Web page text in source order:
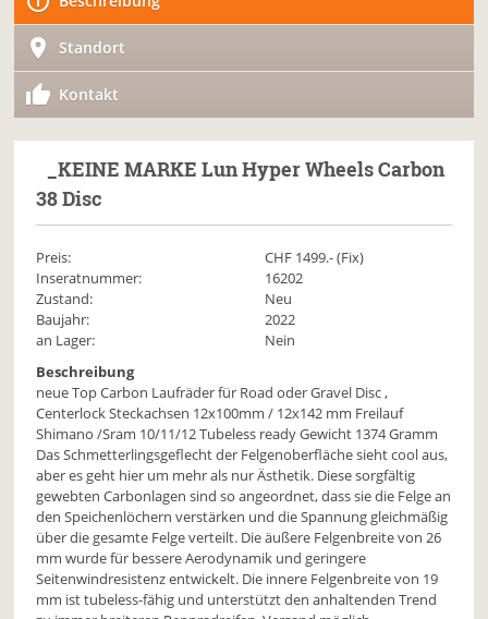
Standort
Kontakt
_KEINE MARKE Lun Hyper Wheels Carbon
38 Disc
Preis: CHF 1499.- (Fix)
Inseratnummer:
16202
Zustand:
Neu
Baujahr:
2022
an Lager:
Nein
Beschreibung
neue Top Carbon Laufräder für Road oder Gravel Disc ,
Centerlock Steckachsen 12x100mm / 12x142 mm Freilauf
Shimano /Sram 10/11/12 Tubeless ready Gewicht 1374 Gramm
Das Schmetterlingsgeflecht der Felgenoberfläche sieht cool aus,
aber es geht hier um mehr als nur Ästhetik. Diese sorgfältig
gewebten Carbonlagen sind so angeordnet, dass sie die Felge an
den Speichenlöchern verstärken und die Spannung gleichmäßig
über die gesamte Felge verteilt. Die äußere Felgenbreite von 26
mm wurde für bessere Aerodynamik und geringere
Seitenwindresistenz entwickelt. Die innere Felgenbreite von 19
mm ist tubeless-fähig und unterstützt den anhaltenden Trend